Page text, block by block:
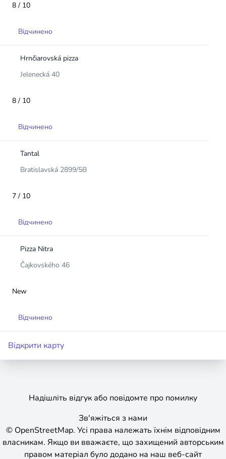
8 / 10
Відчинено
Hrnčiarovská pizza
Jelenecká 40
8 / 10
Відчинено
Tantal
Bratislavská 2899/5B
7 / 10
Відчинено
Pizza Nitra
Čajkovského 46
New
Відчинено
Відкрити карту
Надішліть відгук або повідомте про помилку
Зв'яжіться з нами
© OpenStreetMap. Усі права належать їхнім відповідним
власникам. Якщо ви вважаєте, що захищений авторським
правом матеріал було додано на наш веб-сайт